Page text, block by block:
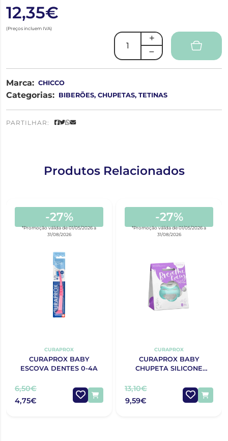
12,35€
(Preços incluem IVA)
Marca: CHICCO
Categorias: BIBERÕES, CHUPETAS, TETINAS
PARTILHAR:
Produtos Relacionados
-27%
*Promoção válida de 01/05/2026 a
31/08/2026
CURAPROX
CURAPROX BABY
ESCOVA DENTES 0-4A
6,50€
4,75€
-27%
*Promoção válida de 01/05/2026 a
31/08/2026
CURAPROX
CURAPROX BABY
CHUPETA SILICONE
13,10€
9,59€